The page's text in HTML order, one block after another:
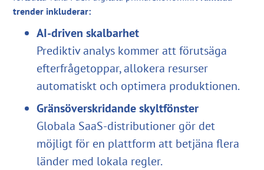
trender inkluderar:
AI-driven skalbarhet
Prediktiv analys kommer att förutsäga
efterfrågetoppar, allokera resurser
automatiskt och optimera produktionen.
Gränsöverskridande skyltfönster
Globala SaaS-distributioner gör det
möjligt för en plattform att betjäna flera
länder med lokala regler.